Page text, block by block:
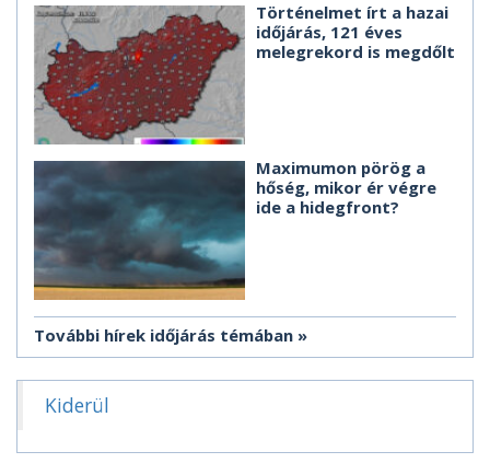
Történelmet írt a hazai
időjárás, 121 éves
melegrekord is megdőlt
Maximumon pörög a
hőség, mikor ér végre
ide a hidegfront?
További hírek időjárás témában
Kiderül